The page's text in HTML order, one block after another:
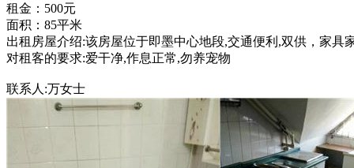
租金：500元
面积：85平米
出租房屋介绍:该房屋位于即墨中心地段,交通便利,双供，家具
对租客的要求:爱干净,作息正常,勿养宠物
联系人:万女士